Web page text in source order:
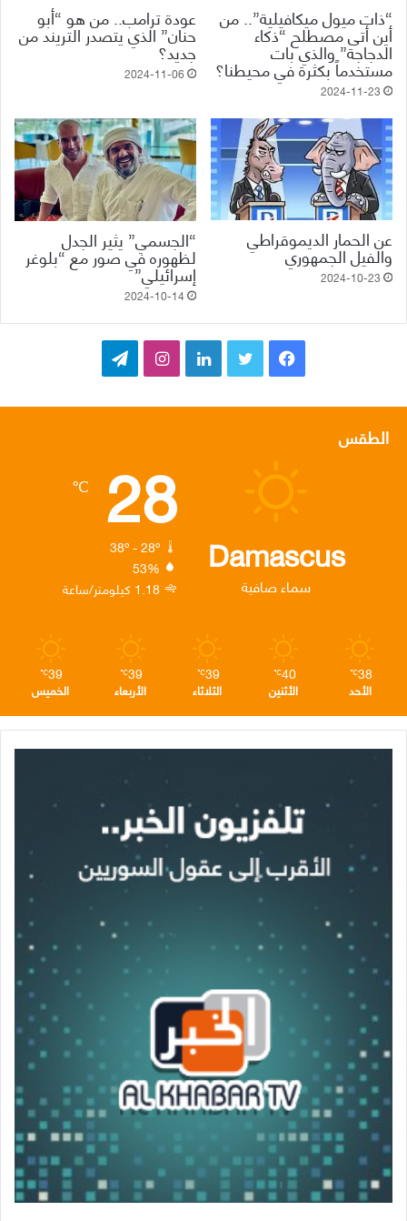
“ذات ميول ميكافيلية”.. من
أين أتى مصطلح “ذكاء
الدجاجة” والذي بات
مستخدماً بكثرة في محيطنا؟
2024-11-23
عودة ترامب.. من هو “أبو
حنان” الذي يتصدر التريند من
جديد؟
2024-11-06
عن الحمار الديموقراطي
والفيل الجمهوري
2024-10-23
“الجسمي” يثير الجدل
لظهوره في صور مع “بلوغر
إسرائيلي”
2024-10-14
ب
و
ق
ر
ا
ر
ا
الطقس
Damascus
سماء صافية
28
℃
38º - 28º
53%
1.18 كيلومتر/ساعة
38
℃
الأحد
40
℃
الأثنين
39
℃
الثلاثاء
39
℃
الأربعاء
39
℃
الخميس